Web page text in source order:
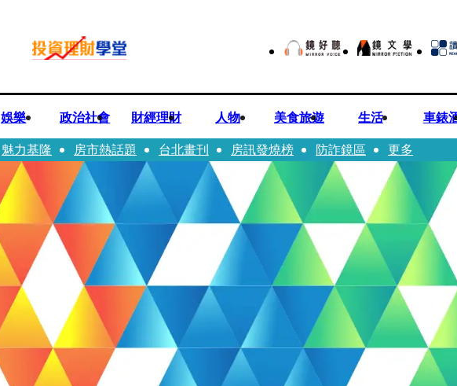
娛樂 政治社會 財經理財 人物 美食旅遊 生活 車錶
魅力基隆 房市熱話題 台北畫刊 房訊發燒榜 防詐鏡區 更多